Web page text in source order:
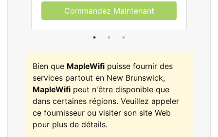
Commandez Maintenant
Bien que MapleWifi puisse fournir des
services partout en New Brunswick,
MapleWifi peut n'être disponible que
dans certaines régions. Veuillez appeler
ce fournisseur ou visiter son site Web
pour plus de détails.